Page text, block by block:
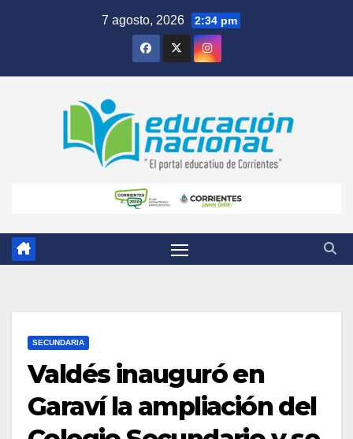
7 agosto, 2026 2:34 pm
SECUNDARIA
Valdés inauguró en
Garaví la ampliación del